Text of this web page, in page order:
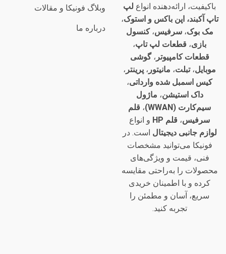
باکیفیت، ارائه‌دهنده انواع لپ
تاپ آکبند، اپن باکس و استوک،
مک بوک،سرفیس،کنسول
بازی، قطعات لپ تاپ،
قطعات کامپیوتر ،گوشی
موبایل،تبلت، مانیتور ، پرینتر ،
کیس اسمبل شده وارداتی،
داک استیشن، ماژول
سیم‌کارت (WWAN)
، قلم
سرفیس، قلم HP
و انواع
لوازم جانبی دیجیتال است. در
فونیکا می‌توانید مشخصات
فنی، قیمت و ویژگی‌های
محصولات را به‌راحتی مقایسه
کرده و با اطمینان خریدی
سریع، آسان و مطمئن را
تجربه کنید.
وبلاگ فونیکا و مقالات
درباره ما